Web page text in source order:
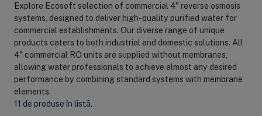
Explore Ecosoft selection of commercial 4" reverse osmosis
systems, designed to deliver high-quality purified water for
commercial establishments. Our diverse range of unique
products caters to both industrial and domestic solutions. All
4" commercial RO units are supplied without membranes,
allowing water professionals to achieve almost any desired
performance by combining standard systems with membrane
elements.
11 de produse în listă.